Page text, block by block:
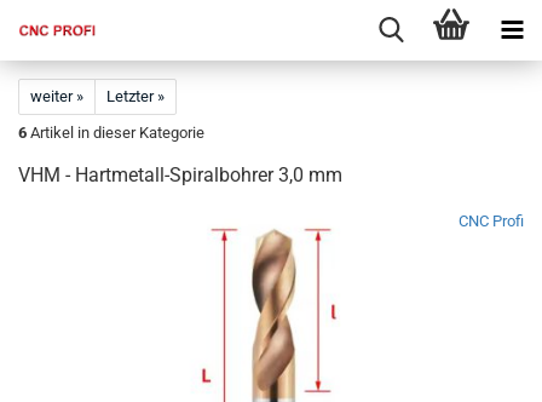
weiter »
Letzter »
6 Artikel in dieser Kategorie
VHM - Hartmetall-Spiralbohrer 3,0 mm
CNC Profi